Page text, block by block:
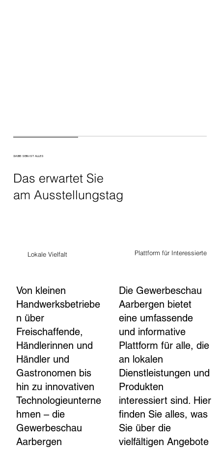
DABEI SEIN IST ALLES
Das erwartet Sie
am Ausstellungstag
Lokale Vielfalt
Von kleinen
Handwerksbetriebe
n über
Freischaffende,
Händlerinnen und
Händler und
Gastronomen bis
hin zu innovativen
Technologieunterne
hmen – die
Gewerbeschau
Aarbergen
Plattform für Interessierte
Die Gewerbeschau
Aarbergen bietet
eine umfassende
und informative
Plattform für alle, die
an lokalen
Dienstleistungen und
Produkten
interessiert sind. Hier
finden Sie alles, was
Sie über die
vielfältigen Angebote